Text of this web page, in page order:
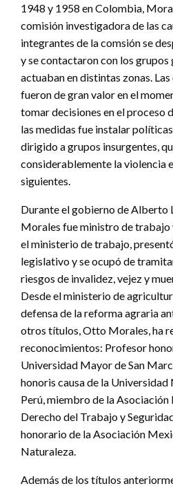
1948 y 1958 en Colombia,
comisión investigadora de las
integrantes de la comsión se
y se contactaron con los
actuaban en distintas zonas.
fueron de gran valor en el
tomar decisiones en el proceso
las medidas fue instalar
dirigido a grupos insurgentes,
considerablemente la violencia
siguientes.
Durante el gobierno de Alberto
Morales fue ministro de trabajo
el ministerio de trabajo,
legislativo y se ocupó de
riesgos de invalidez, vejez y
Desde el ministerio de
defensa de la reforma agraria
otros títulos, Otto Morales, ha
reconocimientos: Profesor
Universidad Mayor de San
honoris causa de la
Perú, miembro de la
Derecho del Trabajo y
honorario de la Asociación
Naturaleza.
Además de los títulos